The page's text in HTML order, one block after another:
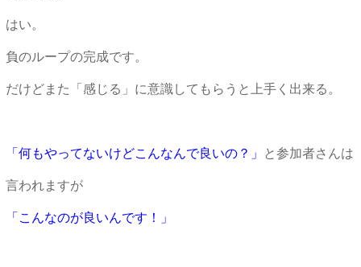
はい。
負のループの完成です。
だけどまた「感じる」に意識してもらうと上手く出来る。
「何もやってないけどこんなんで良いの？」 と参加者さんは
言われますが
「こんなのが良いんです！」